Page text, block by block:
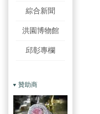
綜合新聞
洪園博物館
邱彰專欄
贊助商